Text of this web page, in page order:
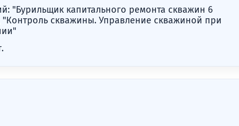
"Бурильщик капитального ремонта скважин 6
"Контроль скважины. Управление скважиной при